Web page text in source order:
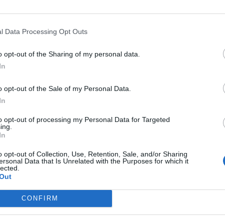
Data Processing Opt Outs
opt-out of the Sharing of my personal data.
opt-out of the Sale of my Personal Data.
opt-out of processing my Personal Data for Targeted
opt-out of Collection, Use, Retention, Sale, and/or Sharing
Data that Is Unrelated with the Purposes for which it
CONFIRM
possibilità di pianificare
video su YouTube. È un
rafforza la nostra identità di
commerciale e ci rende un
e centrali media alla ricerca di
Grazie al nostro
siamo tra le poche realtà in
così ampio all’ecosistema
partner sales significa offrire
con Evolution Group
a più investimenti pubblicitari
È uno strumento unico per